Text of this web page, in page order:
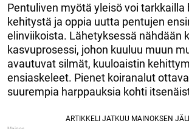
Pentuliven myötä yleisö voi tarkkailla
kehitystä ja oppia uutta pentujen
elinviikoista. Lähetyksessä nähdään
kasvuprosessi, johon kuuluu muun
avautuvat silmät, kuuloaistin
ensiaskeleet. Pienet koiranalut
suurempia harppauksia kohti